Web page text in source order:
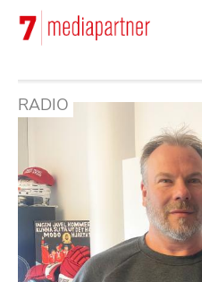
Hoppa
huvudinnehåll
RADIO